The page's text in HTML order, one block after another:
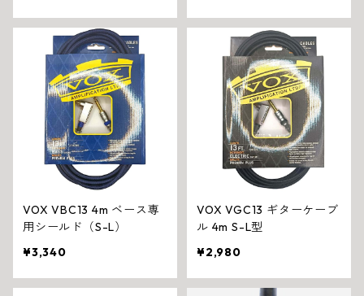
VOX VBC13 4m ベース専
用シールド（S-L）
¥3,340
VOX VGC13 ギターケーブ
ル 4m S-L型
¥2,980